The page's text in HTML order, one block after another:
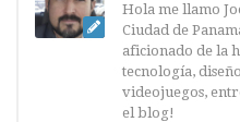
Hola me llamo
Ciudad de
aficionado de la
tecnología,
videojuegos,
el blog!